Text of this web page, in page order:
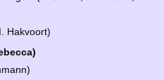
Hakvoort)